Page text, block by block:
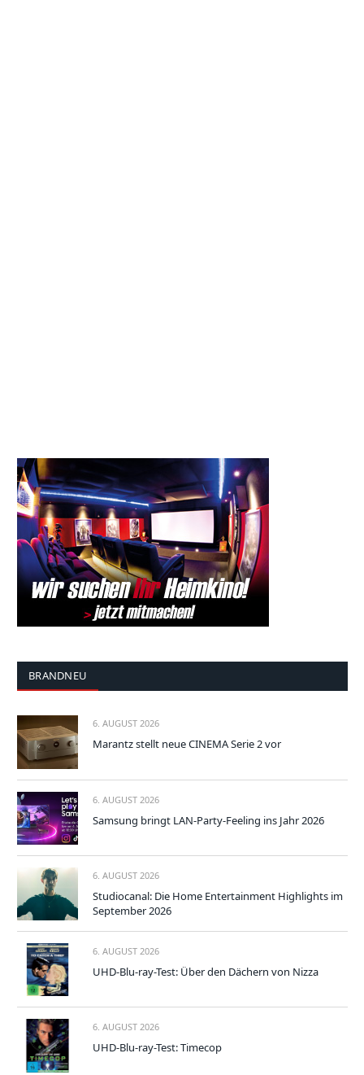
BRANDNEU
6. AUGUST 2026
Marantz stellt neue CINEMA Serie 2 vor
6. AUGUST 2026
Samsung bringt LAN-Party-Feeling ins Jahr 2026
6. AUGUST 2026
Studiocanal: Die Home Entertainment Highlights im
September 2026
6. AUGUST 2026
UHD-Blu-ray-Test: Über den Dächern von Nizza
6. AUGUST 2026
UHD-Blu-ray-Test: Timecop